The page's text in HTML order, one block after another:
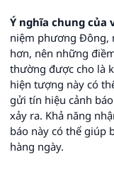
Ý nghĩa chung của
niệm phương Đông,
hơn, nên những
thường được cho là
hiện tượng này có
gửi tín hiệu cảnh
xảy ra. Khả năng
báo này có thể giúp
hàng ngày.